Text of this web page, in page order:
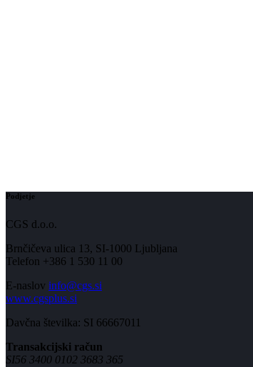
Podjetje
CGS d.o.o.
Brnčičeva ulica 13, SI-1000 Ljubljana
Telefon +386 1 530 11 00
E-naslov info@cgs.si
www.cgsplus.si
Davčna številka: SI 66667011
Transakcijski račun
SI56 3400 0102 3683 365